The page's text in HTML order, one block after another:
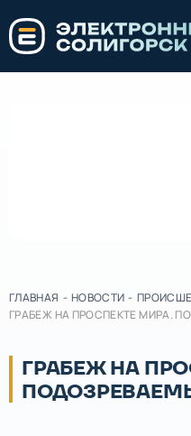
ГЛАВНАЯ - НОВОСТИ -
ГРАБЕЖ НА ПРОСПЕКТЕ МИРА.
ГРАБЕЖ НА